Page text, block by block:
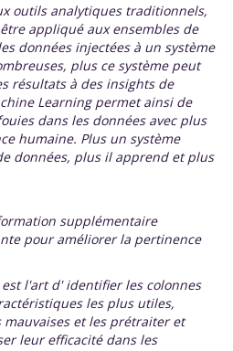
outils analytiques traditionnels,
appliqué aux ensembles de
données injectées à un système
plus ce système peut
résultats à des insights de
Learning permet ainsi de
dans les données avec plus
humaine. Plus un système
données, plus il apprend et plus
supplémentaire
pour améliorer la pertinence
est l'art d' identifier les colonnes
les plus utiles,
et les prétraiter et
leur efficacité dans les